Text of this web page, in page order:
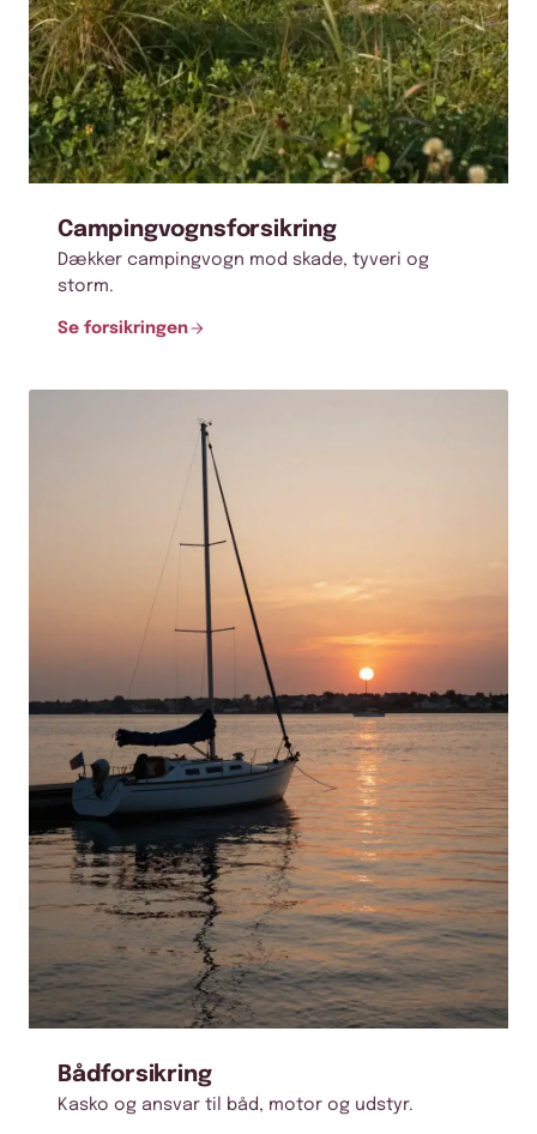
Campingvognsforsikring
Dækker campingvogn mod skade, tyveri og
storm.
Se forsikringen
Bådforsikring
Kasko og ansvar til båd, motor og udstyr.